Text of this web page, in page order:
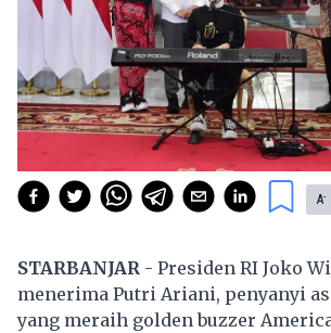
A-
STARBANJAR - Presiden RI Joko
menerima Putri Ariani, penyanyi
yang meraih golden buzzer